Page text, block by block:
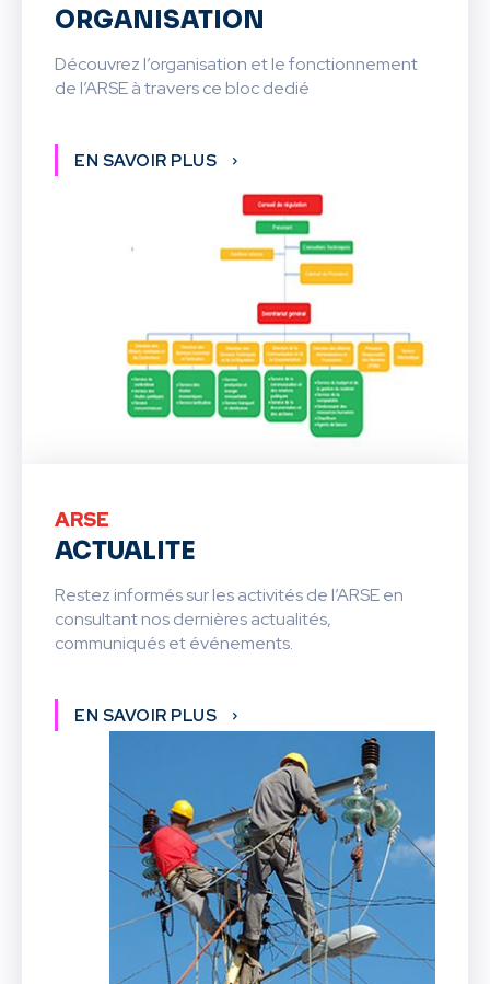
ORGANISATION
Découvrez l’organisation et le fonctionnement
de l’ARSE à travers ce bloc dedié
EN SAVOIR PLUS
ARSE
ACTUALITE
Restez informés sur les activités de l’ARSE en
consultant nos dernières actualités,
communiqués et événements.
EN SAVOIR PLUS